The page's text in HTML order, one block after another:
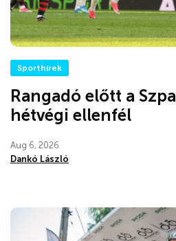
Sporthírek
Rangadó előtt a
hétvégi ellenfél
Aug 6, 2026
Dankó László